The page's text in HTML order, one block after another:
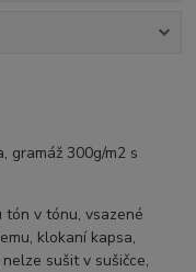
gramáž 300g/m2 s
tón v tónu, vsazené
klokaní kapsa,
sušit v sušičce,